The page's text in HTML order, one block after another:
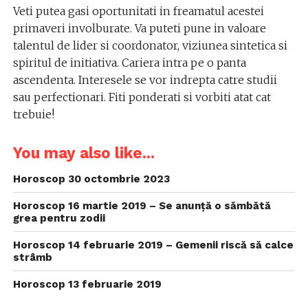
Veti putea gasi oportunitati in freamatul acestei
primaveri involburate. Va puteti pune in valoare
talentul de lider si coordonator, viziunea sintetica si
spiritul de initiativa. Cariera intra pe o panta
ascendenta. Interesele se vor indrepta catre studii
sau perfectionari. Fiti ponderati si vorbiti atat cat
trebuie!
You may also like...
Horoscop 30 octombrie 2023
Horoscop 16 martie 2019 – Se anunță o sămbătă
grea pentru zodii
Horoscop 14 februarie 2019 – Gemenii riscă să calce
strâmb
Horoscop 13 februarie 2019